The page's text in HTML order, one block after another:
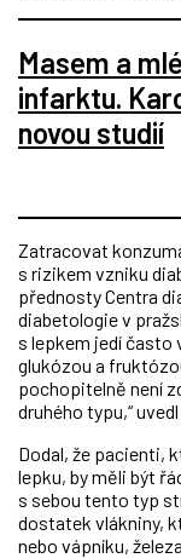
Masem a
infarktu.
novou studií
Zatracovat
s rizikem vzniku
přednosty Centra
diabetologie v
s lepkem jedí často
glukózou a
pochopitelně není
druhého typu,“
Dodal, že pacienti,
lepku, by měli být
s sebou tento typ
dostatek vlákniny,
nebo vápníku,